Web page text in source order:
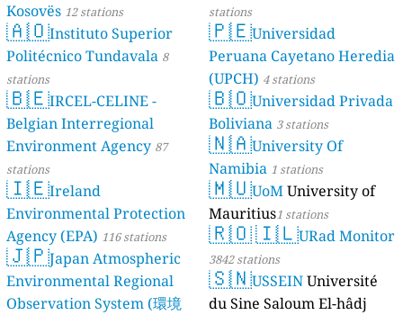
Kosovës 12 stations
🇦🇴Instituto Superior
Politécnico Tundavala 8
stations
🇧🇪IRCEL-CELINE -
Belgian Interregional
Environment Agency 87
stations
🇮🇪Ireland
Environmental Protection
Agency (EPA) 116 stations
🇯🇵Japan Atmospheric
Environmental Regional
Observation System (環境
stations
🇵🇪Universidad
Peruana Cayetano Heredia
(UPCH) 4 stations
🇧🇴Universidad Privada
Boliviana 3 stations
🇳🇦University Of
Namibia 1 stations
🇲🇺UoMUniversity of
Mauritius1 stations
🇷🇴🇮🇱URad Monitor
3842 stations
🇸🇳USSEINUniversité
du Sine Saloum El-hâdj